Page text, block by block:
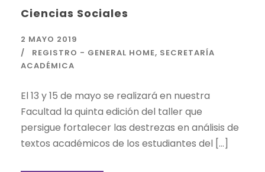
Ciencias Sociales
2 MAYO 2019
REGISTRO - GENERAL HOME, SECRETARÍA
ACADÉMICA
El 13 y 15 de mayo se realizará en nuestra
Facultad la quinta edición del taller que
persigue fortalecer las destrezas en análisis de
textos académicos de los estudiantes del […]